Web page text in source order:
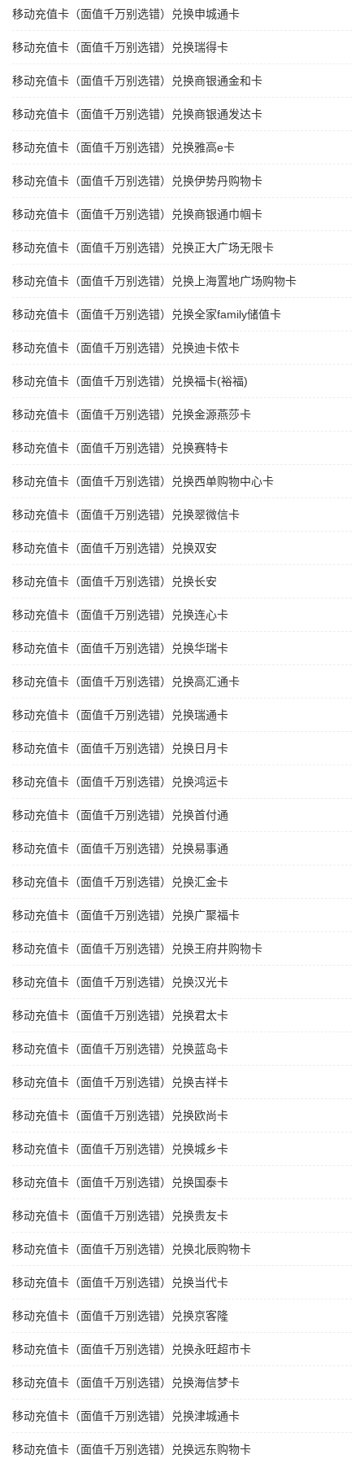
移动充值卡（面值千万别选错）兑换申城通卡
移动充值卡（面值千万别选错）兑换瑞得卡
移动充值卡（面值千万别选错）兑换商银通金和卡
移动充值卡（面值千万别选错）兑换商银通发达卡
移动充值卡（面值千万别选错）兑换雅高e卡
移动充值卡（面值千万别选错）兑换伊势丹购物卡
移动充值卡（面值千万别选错）兑换商银通巾帼卡
移动充值卡（面值千万别选错）兑换正大广场无限卡
移动充值卡（面值千万别选错）兑换上海置地广场购物卡
移动充值卡（面值千万别选错）兑换全家family储值卡
移动充值卡（面值千万别选错）兑换迪卡侬卡
移动充值卡（面值千万别选错）兑换福卡(裕福)
移动充值卡（面值千万别选错）兑换金源燕莎卡
移动充值卡（面值千万别选错）兑换赛特卡
移动充值卡（面值千万别选错）兑换西单购物中心卡
移动充值卡（面值千万别选错）兑换翠微信卡
移动充值卡（面值千万别选错）兑换双安
移动充值卡（面值千万别选错）兑换长安
移动充值卡（面值千万别选错）兑换连心卡
移动充值卡（面值千万别选错）兑换华瑞卡
移动充值卡（面值千万别选错）兑换高汇通卡
移动充值卡（面值千万别选错）兑换瑞通卡
移动充值卡（面值千万别选错）兑换日月卡
移动充值卡（面值千万别选错）兑换鸿运卡
移动充值卡（面值千万别选错）兑换首付通
移动充值卡（面值千万别选错）兑换易事通
移动充值卡（面值千万别选错）兑换汇金卡
移动充值卡（面值千万别选错）兑换广聚福卡
移动充值卡（面值千万别选错）兑换王府井购物卡
移动充值卡（面值千万别选错）兑换汉光卡
移动充值卡（面值千万别选错）兑换君太卡
移动充值卡（面值千万别选错）兑换蓝岛卡
移动充值卡（面值千万别选错）兑换吉祥卡
移动充值卡（面值千万别选错）兑换欧尚卡
移动充值卡（面值千万别选错）兑换城乡卡
移动充值卡（面值千万别选错）兑换国泰卡
移动充值卡（面值千万别选错）兑换贵友卡
移动充值卡（面值千万别选错）兑换北辰购物卡
移动充值卡（面值千万别选错）兑换当代卡
移动充值卡（面值千万别选错）兑换京客隆
移动充值卡（面值千万别选错）兑换永旺超市卡
移动充值卡（面值千万别选错）兑换海信梦卡
移动充值卡（面值千万别选错）兑换津城通卡
移动充值卡（面值千万别选错）兑换远东购物卡